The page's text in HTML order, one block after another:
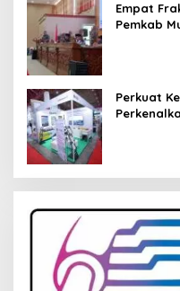
Empat
Pemkab
Perkuat